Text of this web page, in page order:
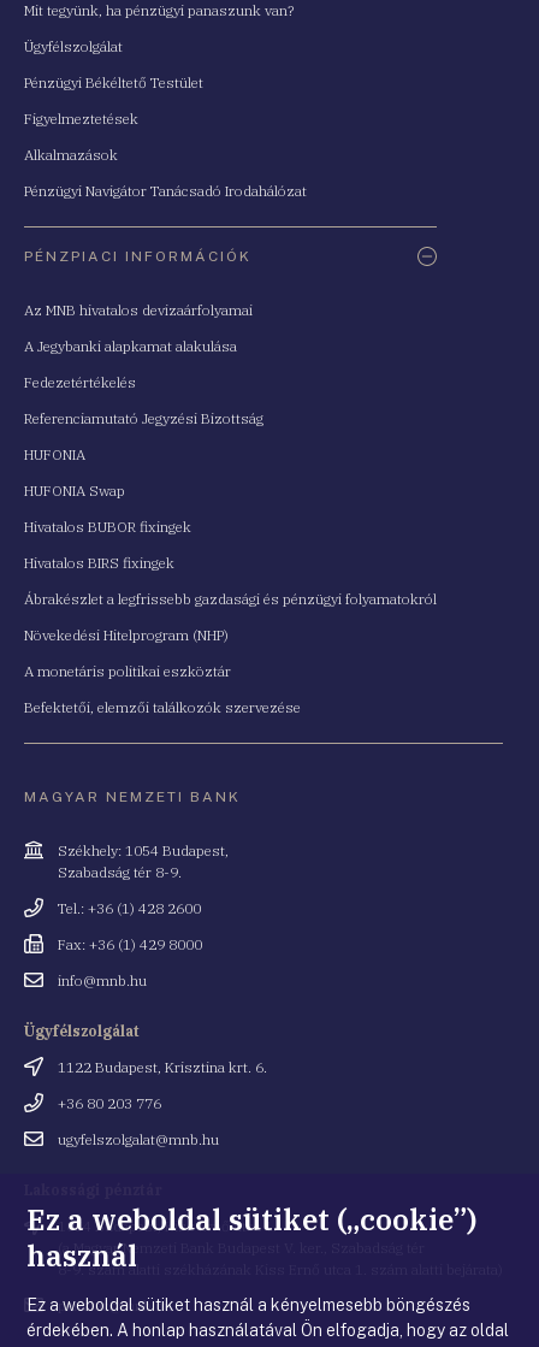
Mit tegyünk, ha pénzügyi panaszunk van?
Ügyfélszolgálat
Pénzügyi Békéltető Testület
Figyelmeztetések
Alkalmazások
Pénzügyi Navigátor Tanácsadó Irodahálózat
PÉNZPIACI INFORMÁCIÓK
Az MNB hivatalos devizaárfolyamai
A Jegybanki alapkamat alakulása
Fedezetértékelés
Referenciamutató Jegyzési Bizottság
HUFONIA
HUFONIA Swap
Hivatalos BUBOR fixingek
Hivatalos BIRS fixingek
Ábrakészlet a legfrissebb gazdasági és pénzügyi folyamatokról
Növekedési Hitelprogram (NHP)
A monetáris politikai eszköztár
Befektetői, elemzői találkozók szervezése
MAGYAR NEMZETI BANK
Cím
Székhely: 1054 Budapest,
Szabadság tér 8-9.
Telefonszám
Tel.: +36 (1) 428 2600
Fax
Fax: +36 (1) 429 8000
Emailinfo@mnb.hu
Ügyfélszolgálat
Cím
1122 Budapest, Krisztina krt. 6.
Telefonszám
+36 80 203 776
Emailugyfelszolgalat@mnb.hu
Cím 1054 Budapest, Kiss Ernő utca 1.
(a Magyar Nemzeti Bank Budapest V. ker., Szabadság tér
8-9. szám alatti székházának Kiss Ernő utca 1. szám alatti bejárata)
Email
cím
penztar@mnb.hu
Ez a weboldal sütiket („cookie”)
használ
Ez a weboldal sütiket használ a kényelmesebb böngészés
érdekében. A honlap használatával Ön elfogadja, hogy az oldal